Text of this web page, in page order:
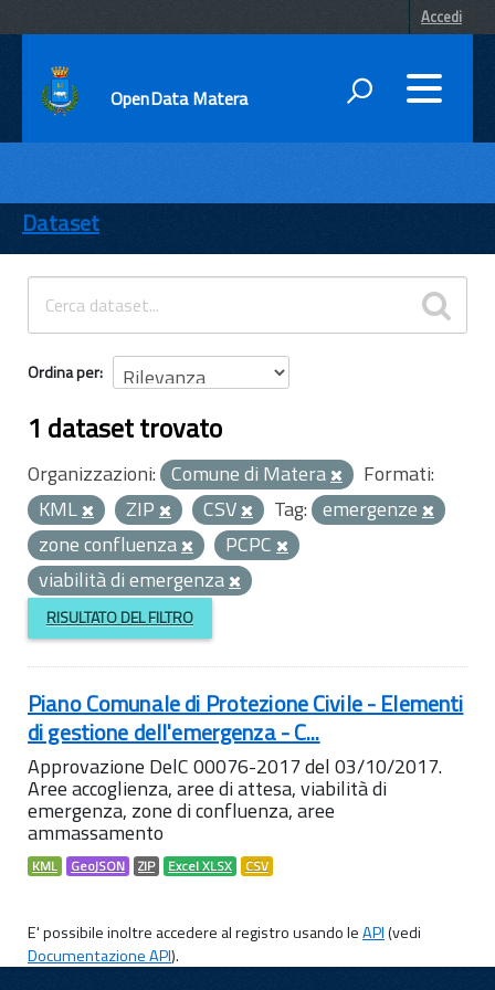
Accedi
OpenData Matera
ENTI
TEMI
INFORMAZIONI
Dataset
Ordina per
1 dataset trovato
Organizzazioni: Comune di Matera
Formati:
KML
ZIP CSV Tag: emergenze
zone confluenza
PCPC
viabilità di emergenza
RISULTATO DEL FILTRO
Piano Comunale di Protezione Civile - Elementi
di gestione dell'emergenza - C...
Approvazione DelC 00076-2017 del 03/10/2017.
Aree accoglienza, aree di attesa, viabilità di
emergenza, zone di confluenza, aree
ammassamento
KML GeoJSON ZIP Excel XLSX CSV
E' possibile inoltre accedere al registro usando leAPI(vedi
Documentazione API).